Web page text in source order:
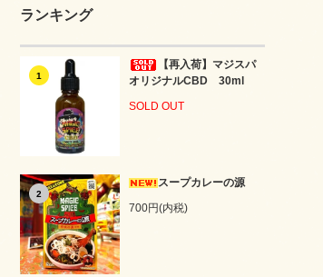
ランキング
1
【再入荷】マジスパ
オリジナルCBD 30ml
SOLD OUT
2
スープカレーの源
700円(内税)